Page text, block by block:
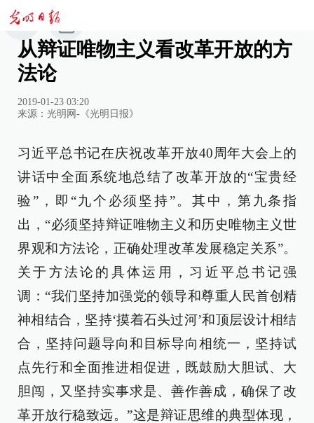
从辩证唯物主义看改革开放的方
法论
2019-01-23 03:20
来源： 光明网-《光明日报》
习近平总书记在庆祝改革开放40周年大会上的
讲话中全面系统地总结了改革开放的“宝贵经
验”，即“九个必须坚持”。其中，第九条指
出，“必须坚持辩证唯物主义和历史唯物主义世
界观和方法论，正确处理改革发展稳定关系”。
关于方法论的具体运用，习近平总书记强
调：“我们坚持加强党的领导和尊重人民首创精
神相结合，坚持‘摸着石头过河’和顶层设计相结
合，坚持问题导向和目标导向相统一，坚持试
点先行和全面推进相促进，既鼓励大胆试、大
胆闯，又坚持实事求是、善作善成，确保了改
革开放行稳致远。”这是辩证思维的典型体现，